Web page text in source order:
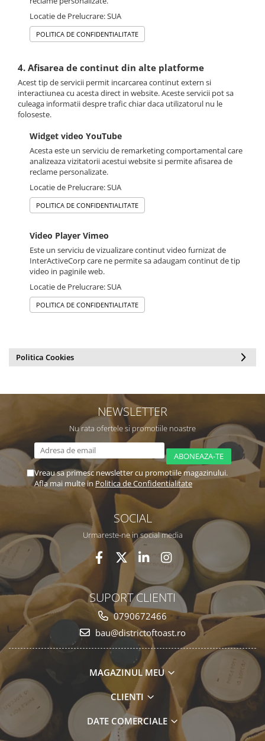
Locatie de Prelucrare: SUA
POLITICA DE CONFIDENTIALITATE
4. Afisarea de continut din alte platforme
Acest tip de servicii permit incarcarea continut extern si
interactiunea cu acesta direct in website. Aceste servicii pot sa
culeaga informatii despre trafic chiar daca utilizatorul nu le
foloseste.
Widget video YouTube
Acesta este un serviciu de remarketing comportamental care
analizeaza vizitatorii acestui website si permite afisarea de
reclame personalizate.
Locatie de Prelucrare: SUA
POLITICA DE CONFIDENTIALITATE
Video Player Vimeo
Este un serviciu de vizualizare continut video furnizat de
InterActiveCorp care ne permite sa adaugam continut de tip
video in paginile web.
Locatie de Prelucrare: SUA
POLITICA DE CONFIDENTIALITATE
Politica Cookies
NEWSLETTER
Nu rata ofertele si promotiile noastre
Vreau sa primesc newsletter cu promotiile magazinului.
Afla mai multe in Politica de Confidentialitate
SOCIAL
Urmareste-ne in social media
SUPORT CLIENTI
0790672466
bau@districtoftoast.ro
MAGAZINUL MEU
CLIENTI
DATE COMERCIALE